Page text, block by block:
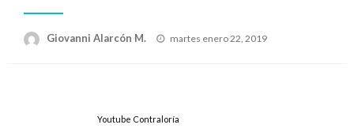
Giovanni Alarcón M.
Publicado
martes enero 22, 2019
Youtube Contraloría